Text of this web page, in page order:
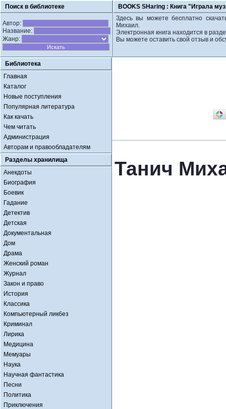
Поиск в библиотеке BOOKS SHaring : Книга "Играла
Автор:
Название:
Жанр:
Здесь вы можете бесплатно
Михаил.
Электронная книга находится в
Вы можете оставить свой отзыв и
Библиотека
Главная
Каталог
Новые поступления
Популярная литература
Как качать
Чем читать
Администрация
Авторам и правообладателям
Разделы хранилища
Анекдоты
Биография
Боевик
Гадание
Детектив
Детская
Документальная
Дом
Драма
Женский роман
Журнал
Закон и право
История
Классика
Компьютерный ликбез
Криминал
Лирика
Медицина
Мемуары
Наука
Научная фантастика
Песни
Политика
Приключения
Танич